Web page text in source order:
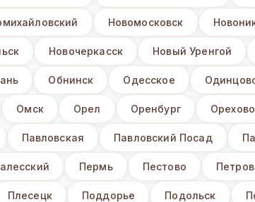
Новомосковск
Новочеркасск Новый Уренгой
Обнинск Одесское
Омск Орел Оренбург
Павловская Павловский Посад
Пермь Пестово
Плесецк Поддорье Подольск